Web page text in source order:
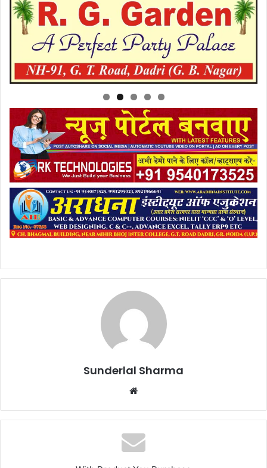
Sunderlal Sharma
Website